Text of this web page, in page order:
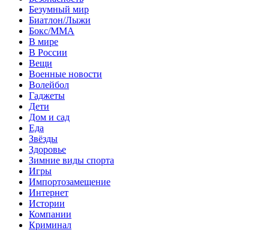
Безумный мир
Биатлон/Лыжи
Бокс/MMA
В мире
В России
Вещи
Военные новости
Волейбол
Гаджеты
Дети
Дом и сад
Еда
Звёзды
Здоровье
Зимние виды спорта
Игры
Импортозамещение
Интернет
Истории
Компании
Криминал